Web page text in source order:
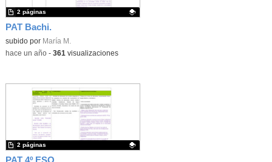
PAT Bachi.
Contenido educativo.
subido por María M.
2 páginas
-hace un año- 361 visualizaciones
PAT 4º ESO
2 páginas